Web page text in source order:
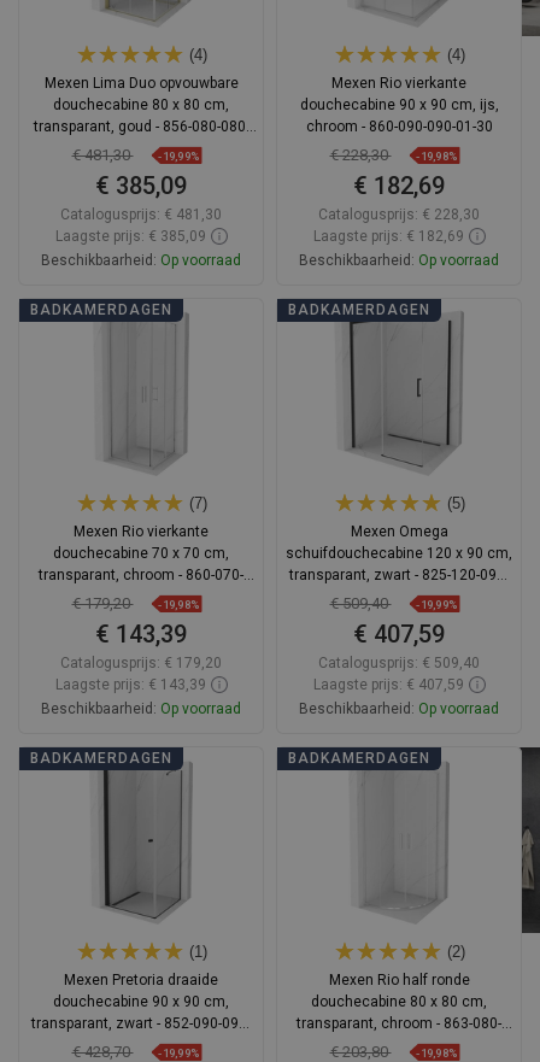
(4)
Mexen Lima Duo opvouwbare
douchecabine 80 x 80 cm,
transparant, goud - 856-080-080-
50-00-02
€ 481,30 -19,99%
€ 385,09
Catalogusprijs: € 481,30
Laagste prijs: € 385,09
Beschikbaarheid: Op voorraad
In winkelwagen
(4)
Mexen Rio vierkante
douchecabine 90 x 90 cm, ijs,
chroom - 860-090-090-01-30
€ 228,30 -19,98%
€ 182,69
Catalogusprijs: € 228,30
Laagste prijs: € 182,69
Beschikbaarheid: Op voorraad
In winkelwagen
BADKAMERDAGEN
(7)
Mexen Rio vierkante
douchecabine 70 x 70 cm,
transparant, chroom - 860-070-
070-01-00
€ 179,20 -19,98%
€ 143,39
Catalogusprijs: € 179,20
Laagste prijs: € 143,39
Beschikbaarheid: Op voorraad
In winkelwagen
BADKAMERDAGEN
(5)
Mexen Omega
schuifdouchecabine 120 x 90 cm,
transparant, zwart - 825-120-090-
70-00
€ 509,40 -19,99%
€ 407,59
Catalogusprijs: € 509,40
Laagste prijs: € 407,59
Beschikbaarheid: Op voorraad
In winkelwagen
BADKAMERDAGEN
(1)
Mexen Pretoria draaide
douchecabine 90 x 90 cm,
transparant, zwart - 852-090-090-
70-00
€ 428,70 -19,99%
BADKAMERDAGEN
(2)
Mexen Rio half ronde
douchecabine 80 x 80 cm,
transparant, chroom - 863-080-
080-01-00
€ 203,80 -19,98%